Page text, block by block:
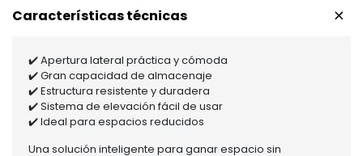
Características técnicas +
✔️ Apertura lateral práctica y cómoda
✔️ Gran capacidad de almacenaje
✔️ Estructura resistente y duradera
✔️ Sistema de elevación fácil de usar
✔️ Ideal para espacios reducidos
Una solución inteligente para ganar espacio sin